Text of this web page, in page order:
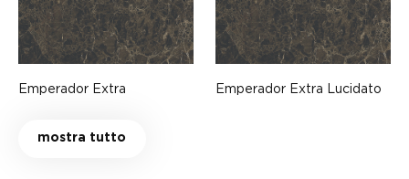
Emperador Extra Emperador Extra Lucidato
mostra tutto